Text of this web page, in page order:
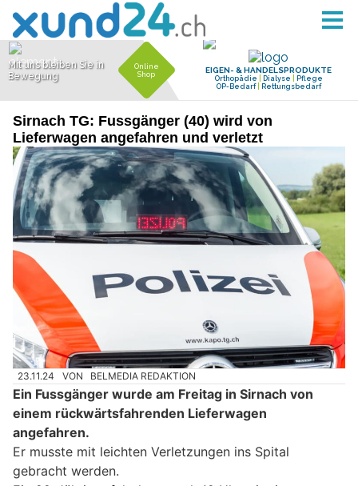
Sirnach TG: Fussgänger (40) wird von
Lieferwagen angefahren und verletzt
23.11.24 VON BELMEDIA REDAKTION
Ein Fussgänger wurde am Freitag in Sirnach von
einem rückwärtsfahrenden Lieferwagen
angefahren.
Er musste mit leichten Verletzungen ins Spital
gebracht werden.